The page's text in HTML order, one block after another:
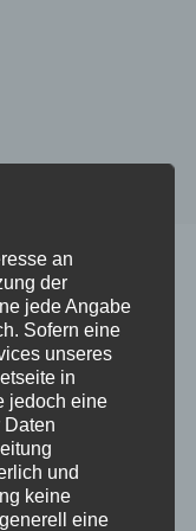
Model/
an
der
jede Angabe
Sofern eine
unseres
in
jedoch eine
Daten
und
keine
eine